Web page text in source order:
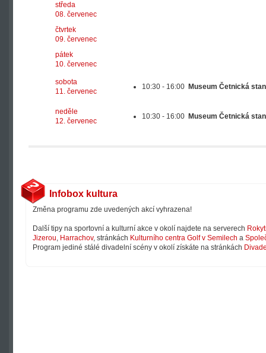
středa
08. červenec
čtvrtek
09. červenec
pátek
10. červenec
sobota
11. červenec
10:30 - 16:00 Museum Četnická
neděle
12. červenec
10:30 - 16:00 Museum Četnická
Infobox kultura
Změna programu zde uvedených akcí vyhrazena!
Další tipy na sportovní a kulturní akce v okolí najdete na serverech
Jizerou, Harrachov, stránkách Kulturního centra Golf v Semilech a
Program jediné stálé divadelní scény v okolí získáte na stránkách